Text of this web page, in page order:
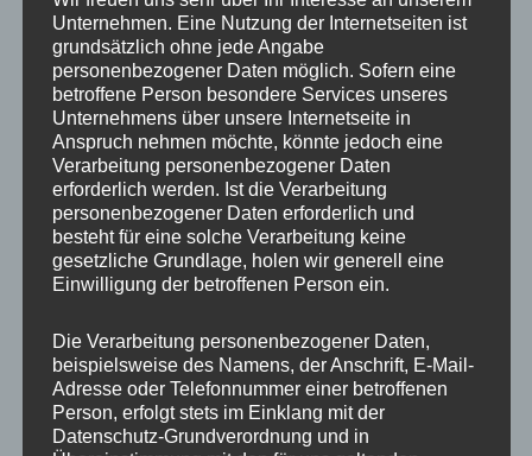
Durchmesser 20
ET 45
Fertigung Flow Forming
Hersteller CONCAVER WHEELS
Lochkreis 5×114.3
Hinweis
Lochzahl
Mittellochbohrung 72,6 mm
Nabenbohrung 72.6
Unternehmen. Eine Nutzung der Internetseiten ist
grundsätzlich ohne jede Angabe
personenbezogener Daten möglich. Sofern eine
betroffene Person besondere Services unseres
Unternehmens über unsere Internetseite in
Anspruch nehmen möchte, könnte jedoch eine
Verarbeitung personenbezogener Daten
erforderlich werden. Ist die Verarbeitung
personenbezogener Daten erforderlich und
besteht für eine solche Verarbeitung keine
gesetzliche Grundlage, holen wir generell eine
Einwilligung der betroffenen Person ein.
Die Verarbeitung personenbezogener Daten,
beispielsweise des Namens, der Anschrift, E-Mail-
Adresse oder Telefonnummer einer betroffenen
Person, erfolgt stets im Einklang mit der
Datenschutz-Grundverordnung und in